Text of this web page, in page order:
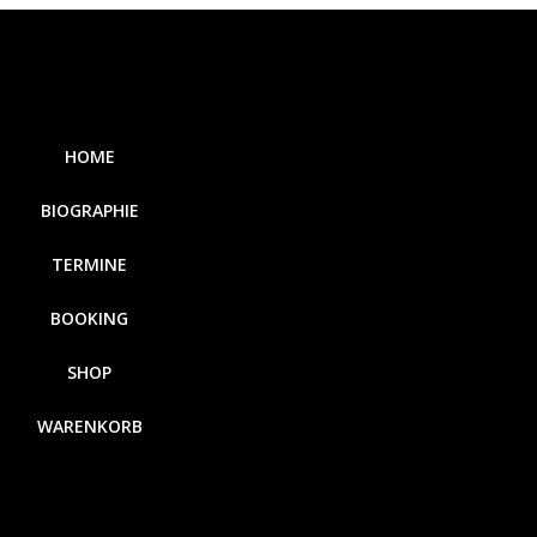
HOME
BIOGRAPHIE
TERMINE
BOOKING
SHOP
WARENKORB